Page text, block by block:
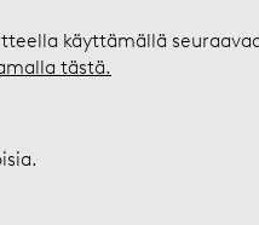
käyttämällä
tästä.